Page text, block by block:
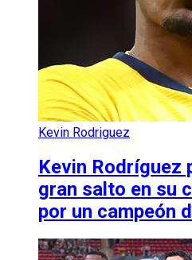
Kevin Rodriguez
Kevin Rodríguez
gran salto en su
por un campeón